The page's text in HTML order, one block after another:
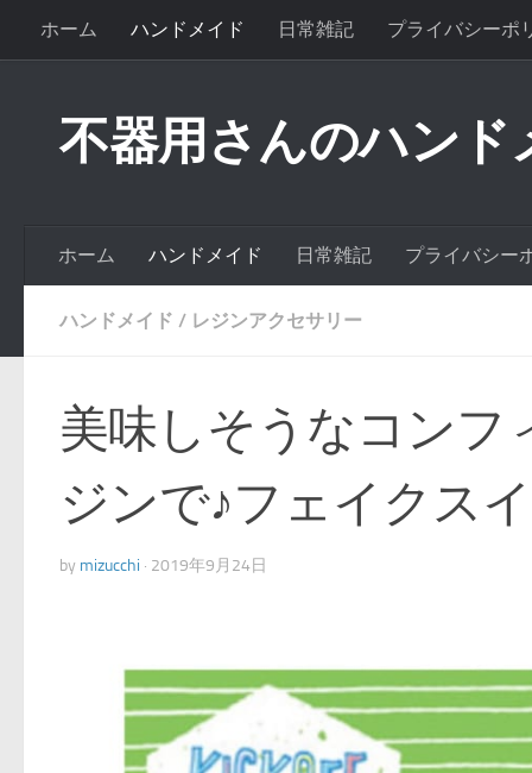
ホーム ハンドメイド 日常雑記 プライバシーポ
不器用さんのハンド
ホーム ハンドメイド 日常雑記 プライバシー
ハンドメイド / レジンアクセサリー
美味しそうなコンフ
ジンで♪フェイクス
by mizucchi · 2019年9月24日